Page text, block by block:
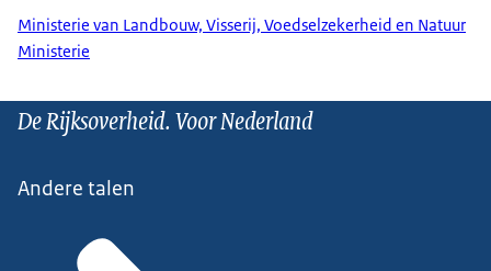
Ministerie van Landbouw, Visserij, Voedselzekerheid en Natuur
Ministerie
De Rijksoverheid. Voor Nederland
Andere talen